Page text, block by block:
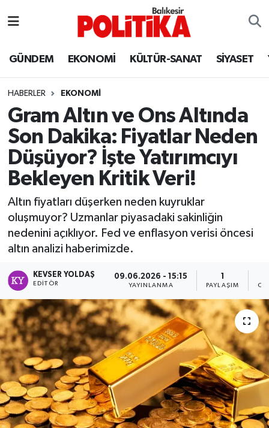
GÜNDEM EKONOMİ KÜLTÜR-SANAT SİYASET
HABERLER EKONOMİ
Gram Altın ve Ons Altında
Son Dakika: Fiyatlar Neden
Düşüyor? İşte Yatırımcıyı
Bekleyen Kritik Veri!
Altın fiyatları düşerken neden kuyruklar
oluşmuyor? Uzmanlar piyasadaki sakinliğin
nedenini açıklıyor. Fed ve enflasyon verisi öncesi
altın analizi haberimizde.
KEVSER YOLDAŞ
EDITÖR
09.06.2026 - 15:15
YAYINLANMA
1
PAYLAŞIM
Ayvalık
Bandırma
Bigadiç
BİYOGRAFİLER
Burhaniye
Dursunbey
Edremit
EĞİTİM
EKONOMİ
Balıkesir Hava Durumu
Balıkesir Namaz Vakitleri
Balıkesir Trafik Yoğunluk Haritası
Süper Lig Puan Durumu ve Fikstür
Tüm Manşetler
Son Dakika Haberleri